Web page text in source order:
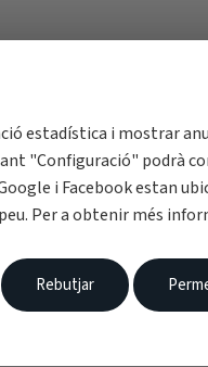
estadística i mostrar
"Configuració" podrà
i Facebook estan
Per a obtenir més
Rebutjar